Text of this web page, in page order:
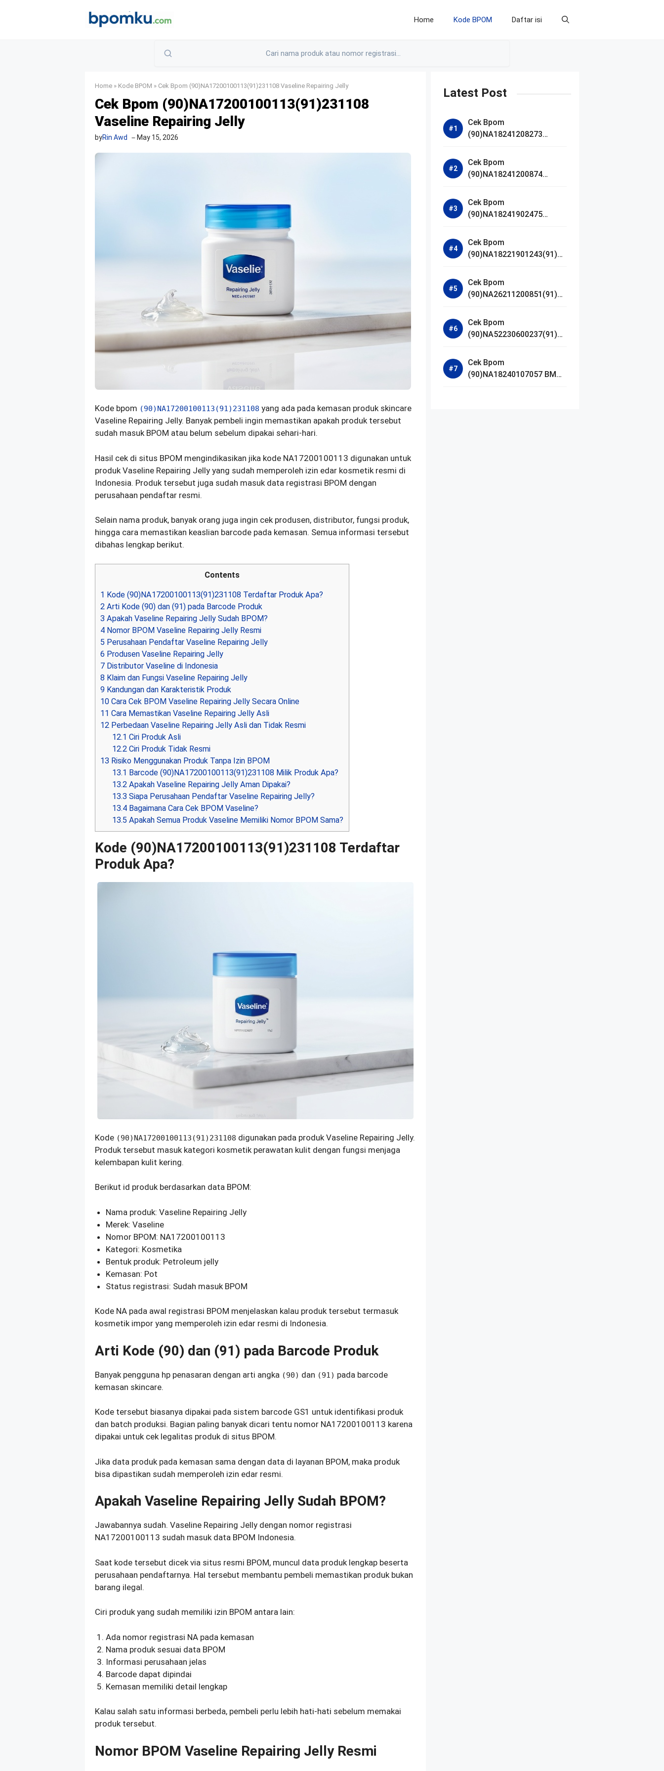
Home Kode BPOM Daftar isi
Home » Kode BPOM » Cek Bpom (90)NA17200100113(91)231108 Vaseline Repairing Jelly
Cek Bpom (90)NA17200100113(91)231108
Vaseline Repairing Jelly
byRin Awd May 15, 2026
Kode bpom (90)NA17200100113(91)231108 yang ada pada kemasan produk skincare
Vaseline Repairing Jelly. Banyak pembeli ingin memastikan apakah produk tersebut
sudah masuk BPOM atau belum sebelum dipakai sehari-hari.
Hasil cek di situs BPOM mengindikasikan jika kode NA17200100113 digunakan untuk
produk Vaseline Repairing Jelly yang sudah memperoleh izin edar kosmetik resmi di
Indonesia. Produk tersebut juga sudah masuk data registrasi BPOM dengan
perusahaan pendaftar resmi.
Selain nama produk, banyak orang juga ingin cek produsen, distributor, fungsi produk,
hingga cara memastikan keaslian barcode pada kemasan. Semua informasi tersebut
dibahas lengkap berikut.
Contents
1 Kode (90)NA17200100113(91)231108 Terdaftar Produk Apa?
2 Arti Kode (90) dan (91) pada Barcode Produk
3 Apakah Vaseline Repairing Jelly Sudah BPOM?
4 Nomor BPOM Vaseline Repairing Jelly Resmi
5 Perusahaan Pendaftar Vaseline Repairing Jelly
6 Produsen Vaseline Repairing Jelly
7 Distributor Vaseline di Indonesia
8 Klaim dan Fungsi Vaseline Repairing Jelly
9 Kandungan dan Karakteristik Produk
10 Cara Cek BPOM Vaseline Repairing Jelly Secara Online
11 Cara Memastikan Vaseline Repairing Jelly Asli
12 Perbedaan Vaseline Repairing Jelly Asli dan Tidak Resmi
12.1 Ciri Produk Asli
12.2 Ciri Produk Tidak Resmi
13 Risiko Menggunakan Produk Tanpa Izin BPOM
13.1 Barcode (90)NA17200100113(91)231108 Milik Produk Apa?
13.2 Apakah Vaseline Repairing Jelly Aman Dipakai?
13.3 Siapa Perusahaan Pendaftar Vaseline Repairing Jelly?
13.4 Bagaimana Cara Cek BPOM Vaseline?
13.5 Apakah Semua Produk Vaseline Memiliki Nomor BPOM Sama?
Kode (90)NA17200100113(91)231108 Terdaftar
Produk Apa?
Kode (90)NA17200100113(91)231108 digunakan pada produk Vaseline Repairing Jelly.
Produk tersebut masuk kategori kosmetik perawatan kulit dengan fungsi menjaga
kelembapan kulit kering.
Berikut id produk berdasarkan data BPOM:
Nama produk: Vaseline Repairing Jelly
Merek: Vaseline
Nomor BPOM: NA17200100113
Kategori: Kosmetika
Bentuk produk: Petroleum jelly
Kemasan: Pot
Status registrasi: Sudah masuk BPOM
Kode NA pada awal registrasi BPOM menjelaskan kalau produk tersebut termasuk
kosmetik impor yang memperoleh izin edar resmi di Indonesia.
Arti Kode (90) dan (91) pada Barcode Produk
Banyak pengguna hp penasaran dengan arti angka (90) dan (91) pada barcode
kemasan skincare.
Kode tersebut biasanya dipakai pada sistem barcode GS1 untuk identifikasi produk
dan batch produksi. Bagian paling banyak dicari tentu nomor NA17200100113 karena
dipakai untuk cek legalitas produk di situs BPOM.
Jika data produk pada kemasan sama dengan data di layanan BPOM, maka produk
bisa dipastikan sudah memperoleh izin edar resmi.
Apakah Vaseline Repairing Jelly Sudah BPOM?
Jawabannya sudah. Vaseline Repairing Jelly dengan nomor registrasi
NA17200100113 sudah masuk data BPOM Indonesia.
Saat kode tersebut dicek via situs resmi BPOM, muncul data produk lengkap beserta
perusahaan pendaftarnya. Hal tersebut membantu pembeli memastikan produk bukan
barang ilegal.
Ciri produk yang sudah memiliki izin BPOM antara lain:
Ada nomor registrasi NA pada kemasan
Nama produk sesuai data BPOM
Informasi perusahaan jelas
Barcode dapat dipindai
Kemasan memiliki detail lengkap
Kalau salah satu informasi berbeda, pembeli perlu lebih hati-hati sebelum memakai
produk tersebut.
Nomor BPOM Vaseline Repairing Jelly Resmi
Latest Post
Cek Bpom
(90)NA18241208273
Bright Radiance Face
Wash
Cek Bpom
(90)NA18241200874
Acne Calm Micellar Water
Cek Bpom
(90)NA18241902475
Cek Bpom
(90)NA18221901243(91)25
Serum
Cek Bpom
(90)NA26211200851(91)24
Madagascar Centella
Ampoule Foam
Cek Bpom
(90)NA52230600237(91)09
De Parfum
Cek Bpom
(90)NA18240107057 BMG